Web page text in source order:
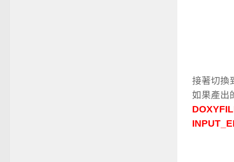
接著切換
如果產出